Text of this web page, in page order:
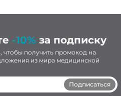
-10% за подписку
чтобы получить промокод на
из мира медицинской
Подписаться